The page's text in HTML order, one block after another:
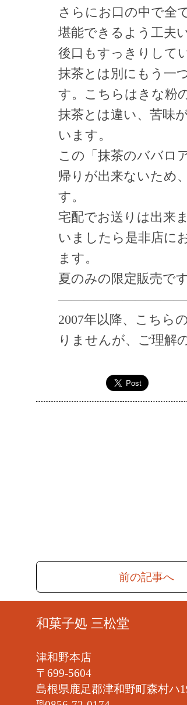
さらにお口の中で全
堪能できるよう工夫
後口もすっきりして
抹茶とは別にもう一
す。こちらはきな粉
抹茶とは違い、苦味
います。
この「抹茶のババロ
帰りが出来ないため
す。
宅配でお送りは出来
いましたら是非店に
ます。
夏のみの限定販売です
2007年以降、こちら
りませんが、ご理解
前の記事へ
和菓子処 三松堂
津和野本店
〒699-5604
島根県鹿足郡津和野町森村ハ